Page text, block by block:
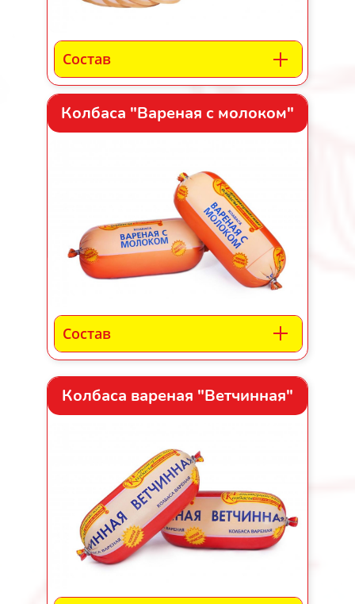
Состав
Колбаса "Вареная с молоком"
Состав
Колбаса вареная "Ветчинная"